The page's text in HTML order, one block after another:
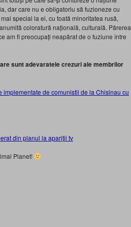
dar care nu e obligatoriu să fuzioneze cu
special la ei, cu toată minoritatea rusă,
coloratură națională, culturală. Părerea
am fi preocupați neapărat de o fuziune între
sunt adevaratele crezuri ale membrilor
implementate de comunistii de la Chisinau cu
din planul la apariții tv
Planet!